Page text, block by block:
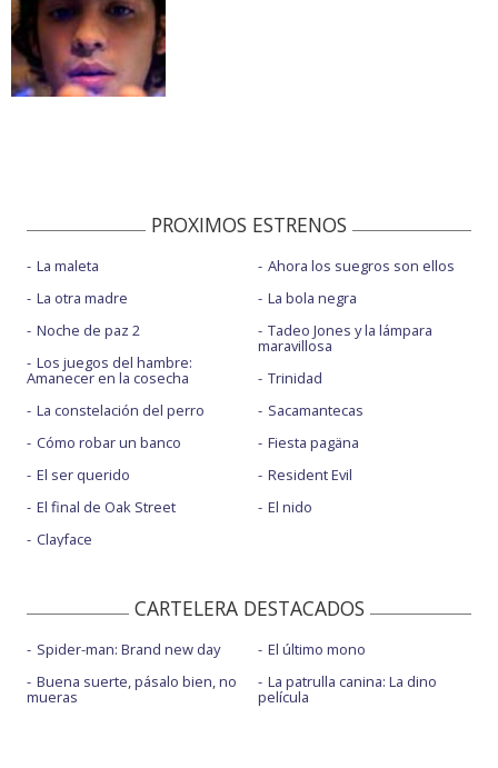
PROXIMOS ESTRENOS
La maleta
La otra madre
Noche de paz 2
Los juegos del hambre:
Amanecer en la cosecha
La constelación del perro
Cómo robar un banco
El ser querido
El final de Oak Street
Clayface
Ahora los suegros son ellos
La bola negra
Tadeo Jones y la lámpara
maravillosa
Trinidad
Sacamantecas
Fiesta pagäna
Resident Evil
El nido
CARTELERA DESTACADOS
Spider-man: Brand new day
Buena suerte, pásalo bien, no
mueras
El último mono
La patrulla canina: La dino
película